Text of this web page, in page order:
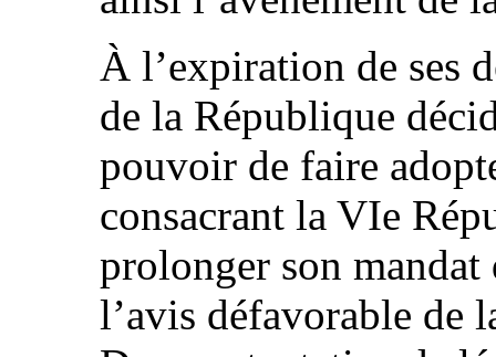
À l’expiration de ses
de la République
pouvoir de faire
consacrant la VIe
prolonger son mandat
l’avis défavorable de